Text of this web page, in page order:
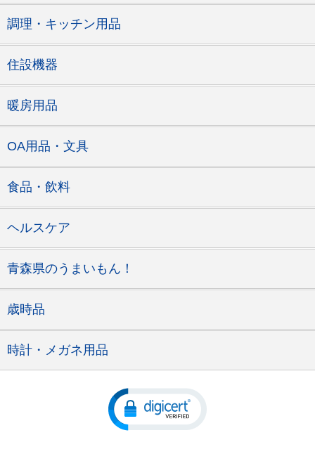
調理・キッチン用品
住設機器
暖房用品
OA用品・文具
食品・飲料
ヘルスケア
青森県のうまいもん！
歳時品
時計・メガネ用品